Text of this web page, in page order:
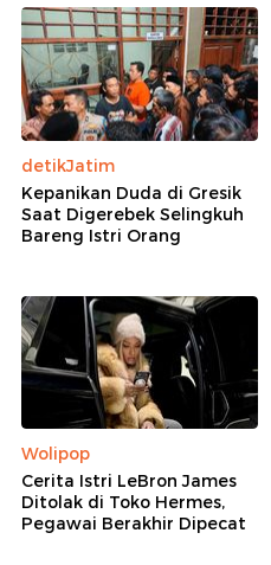
detikJatim
Kepanikan Duda di Gresik
Saat Digerebek Selingkuh
Bareng Istri Orang
Wolipop
Cerita Istri LeBron James
Ditolak di Toko Hermes,
Pegawai Berakhir Dipecat